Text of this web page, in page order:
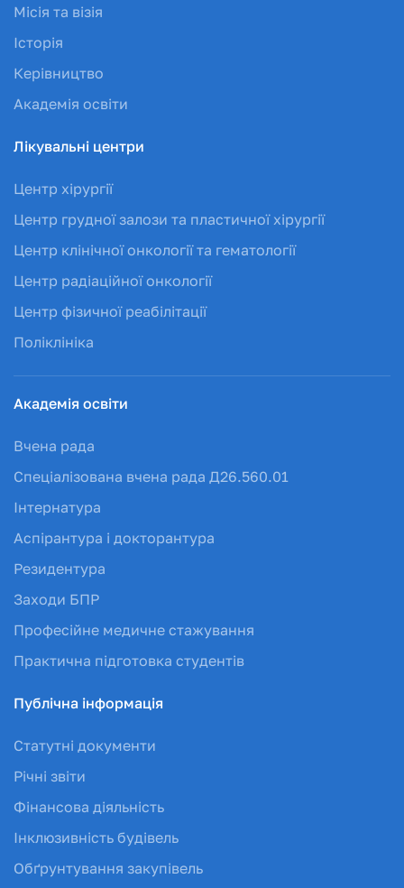
Місія та візія
Історія
Керівництво
Академія освіти
Лікувальні центри
Центр хірургії
Центр грудної залози та пластичної хірургії
Центр клінічної онкології та гематології
Центр радіаційної онкології
Центр фізичної реабілітації
Поліклініка
Академія освіти
Вчена рада
Спеціалізована вчена рада Д26.560.01
Інтернатура
Аспірантура і докторантура
Резидентура
Заходи БПР
Професійне медичне стажування
Практична підготовка студентів
Публічна інформація
Статутні документи
Річні звіти
Фінансова діяльність
Інклюзивність будівель
Обґрунтування закупівель